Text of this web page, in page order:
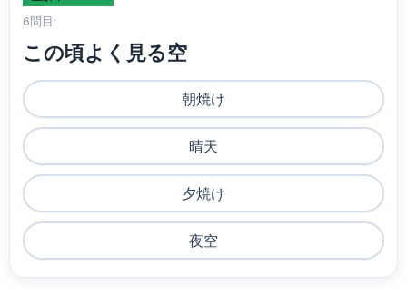
6問目:
この頃よく見る空
朝焼け
晴天
夕焼け
夜空